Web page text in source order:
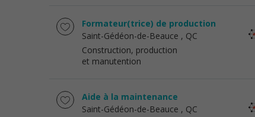
Formateur(trice) de production
Saint-Gédéon-de-Beauce , QC
Construction, production
et manutention
Aide à la maintenance
Saint-Gédéon-de-Beauce , QC